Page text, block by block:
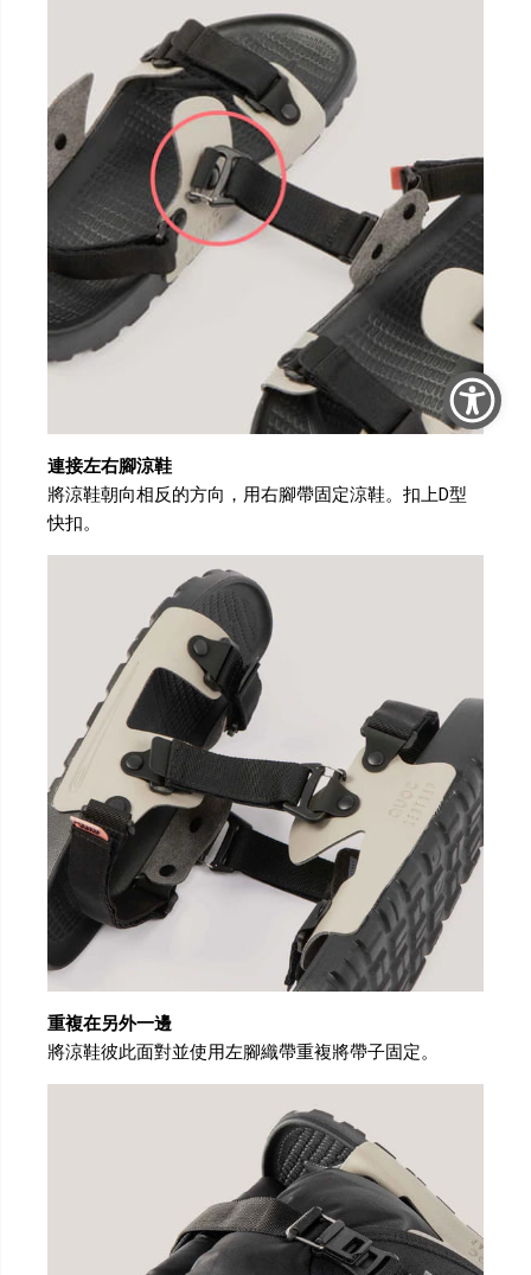
連接左右腳涼鞋
將涼鞋朝向相反的方向，用右腳帶固定涼鞋。扣上D型
快扣。
重複在另外一邊
將涼鞋彼此面對並使用左腳織帶重複將帶子固定。